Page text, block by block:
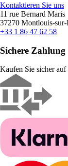
Kontaktieren Sie uns
11 rue Bernard Maris
37270 Montlouis-
+33 1 86 47 62 58
Sichere Zahlung
Kaufen Sie sicher auf